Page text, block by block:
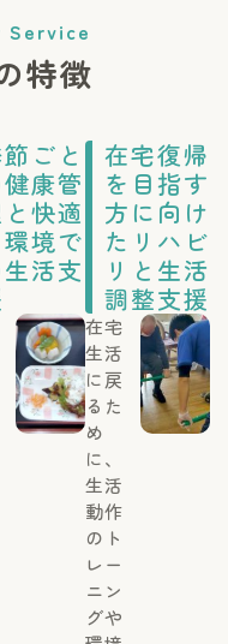
特徴
ごと
康管
快適
境で
活支
在宅復帰
を目指す
方に向け
たリハビ
リと生活
調整支援
在宅
生活
に戻
るた
め
に、
生活
動作
のト
レー
ニン
グや